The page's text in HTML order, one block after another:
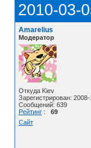
2010-03-
Amarelius
Модератор
Откуда Kiev
Зарегистрирован:
Сообщений: 639
Рейтинг: 69
Сайт